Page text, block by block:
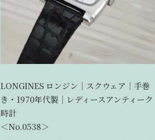
LONGINES ロンジン｜スクウェア｜手巻
き・1970年代製｜レディースアンティーク
時計
＜No.0538＞